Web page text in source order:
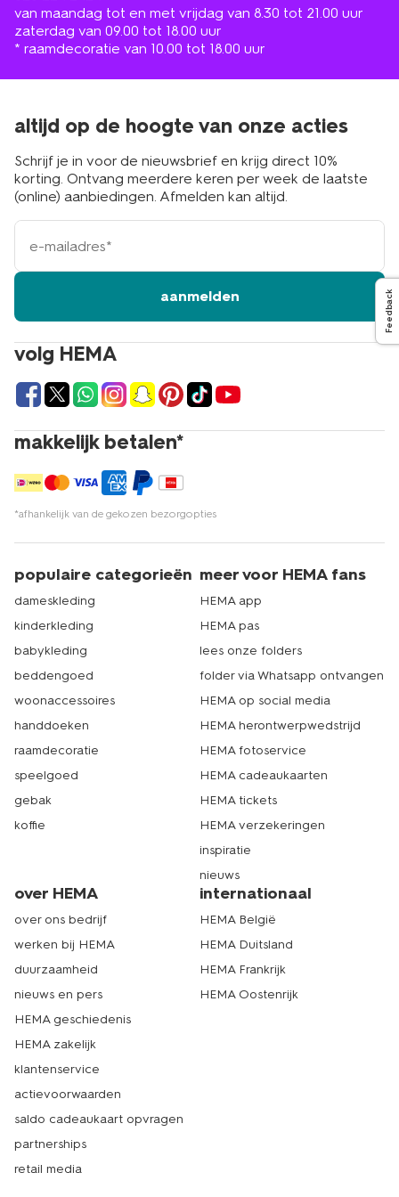
van maandag tot en met vrijdag van 8.30 tot 21.00 uur
zaterdag van 09.00 tot 18.00 uur
* raamdecoratie van 10.00 tot 18.00 uur
volg HEMA
makkelijk betalen*
*afhankelijk van de gekozen bezorgopties
altijd op de hoogte van onze acties
Schrijf je in voor de nieuwsbrief en krijg direct 10%
korting. Ontvang meerdere keren per week de laatste
(online) aanbiedingen. Afmelden kan altijd.
e-
mailadres
aanmelden
populaire categorieën
dameskleding
kinderkleding
babykleding
beddengoed
woonaccessoires
handdoeken
raamdecoratie
speelgoed
gebak
koffie
meer voor HEMA fans
HEMA app
HEMA pas
lees onze folders
folder via Whatsapp ontvangen
HEMA op social media
HEMA herontwerpwedstrijd
HEMA fotoservice
HEMA cadeaukaarten
HEMA tickets
HEMA verzekeringen
inspiratie
nieuws
over HEMA
over ons bedrijf
werken bij HEMA
duurzaamheid
nieuws en pers
HEMA geschiedenis
HEMA zakelijk
klantenservice
actievoorwaarden
saldo cadeaukaart opvragen
partnerships
retail media
internationaal
HEMA België
HEMA Duitsland
HEMA Frankrijk
HEMA Oostenrijk
Feedback